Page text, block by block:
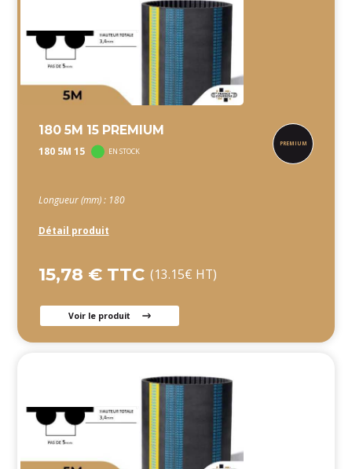
180 5M 15 PREMIUM
180 5M 15 EN STOCK
Longueur (mm) : 180
Détail produit
15,78 € TTC (13.15€ HT)
Voir le produit